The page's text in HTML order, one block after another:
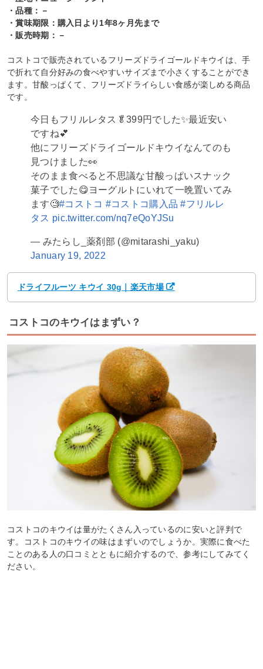
・品種：－
・賞味期限：購入日より1年8ヶ月先まで
・販売時期：－
コストコで販売されているフリーズドライゴールドキウイは、手
で折れて自分好みの食べやすいサイズまで小さくすることができ
ます。甘酸っぱくて、フリーズドライらしい食感が楽しめる商品
です。
今日もフリルレタス🥬399円でした✨最近安い
ですね💕
他にフリーズドライゴールドキウイなんてのも
見つけました👀
そのまま食べると不思議な甘酸っぱいスナック
菓子でした😋ヨーグルトにいれて一晩置いてみ
ます🧐#コストコ #コストコ購入品 #フリルレ
タス pic.twitter.com/nq7eQoYJSu
— みたらし_薬剤部 (@mitarashi_yaku)
January 19, 2022
ドライフルーツ キウイ 30g｜楽天市場
コストコのキウイはまずい？
コストコのキウイは量がたくさん入っているのに安いと評判で
す。コストコのキウイの味はまずいのでしょうか。実際に食べた
ことのある人の口コミとともに紹介するので、参考にしてみてく
ださい。